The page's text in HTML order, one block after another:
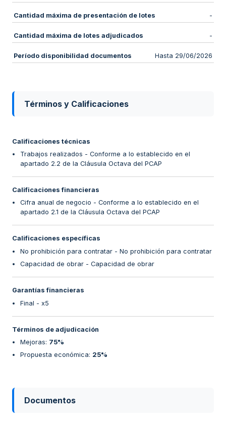
Cantidad máxima de presentación de lotes -
Cantidad máxima de lotes adjudicados -
Período disponibilidad documentos Hasta 29/06/2026
Términos y Calificaciones
Calificaciones técnicas
Trabajos realizados - Conforme a lo establecido en el
apartado 2.2 de la Cláusula Octava del PCAP
Calificaciones financieras
Cifra anual de negocio - Conforme a lo establecido en el
apartado 2.1 de la Cláusula Octava del PCAP
Calificaciones específicas
No prohibición para contratar - No prohibición para contratar
Capacidad de obrar - Capacidad de obrar
Garantías financieras
Final - x5
Términos de adjudicación
Mejoras: 75%
Propuesta económica: 25%
Documentos